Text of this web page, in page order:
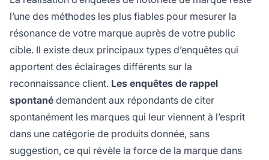
l’une des méthodes les plus fiables pour mesurer la
résonance de votre marque auprès de votre public
cible. Il existe deux principaux types d’enquêtes qui
apportent des éclairages différents sur la
reconnaissance client. Les enquêtes de rappel
spontané demandent aux répondants de citer
spontanément les marques qui leur viennent à l’esprit
dans une catégorie de produits donnée, sans
suggestion, ce qui révèle la force de la marque dans